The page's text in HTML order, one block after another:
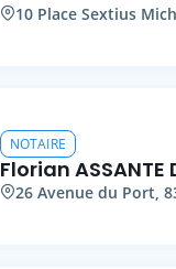
10 Place Sextius
NOTAIRE
Florian ASSANTE
26 Avenue du Port,